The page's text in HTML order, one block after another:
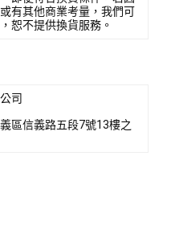
有其他商業考量，我們可
恕不提供換貨服務。
司
區信義路五段7號13樓之